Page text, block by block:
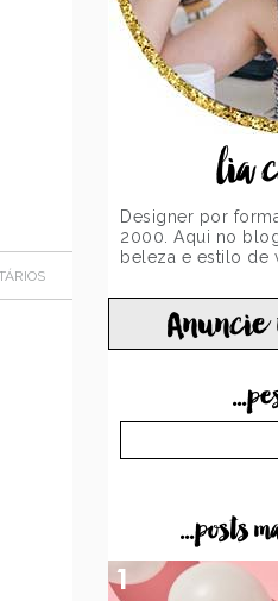
lia
Designer por
2000. Aqui no
beleza e estilo de
...posts
1